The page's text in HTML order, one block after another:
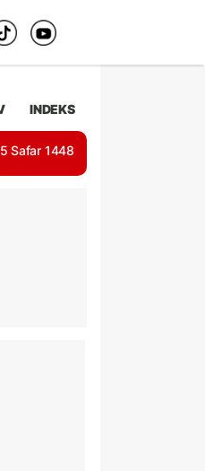
INDEKS
Safar 1448